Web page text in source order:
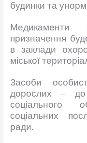
будинки та
Медикаменти
призначення
в заклади
міської
Засоби
дорослих – до
соціального
соціальних
ради.